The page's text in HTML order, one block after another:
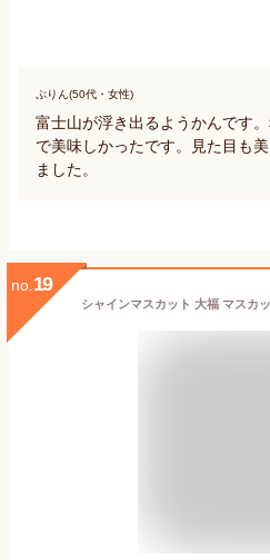
ぷりん(50代・女性)
富士山が浮き出るようかんです
で美味しかったです。見た目も
ました。
no. 19